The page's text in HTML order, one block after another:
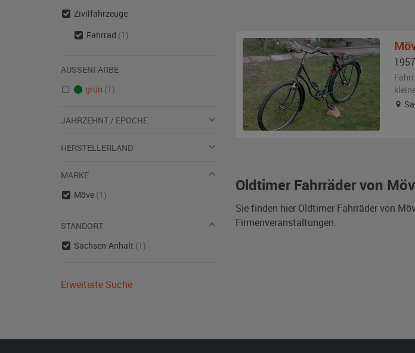
Oldtimer Fahrräder von
Sie finden hier Oldtimer Fahrräder von
Firmenveranstaltungen.
1957
Zivilfahrzeuge
Fahrrad (1)
AUSSENFARBE
grün (1)
JAHRZEHNT / EPOCHE
HERSTELLERLAND
MARKE
Möve (1)
STANDORT
Sachsen-Anhalt (1)
Erweiterte Suche